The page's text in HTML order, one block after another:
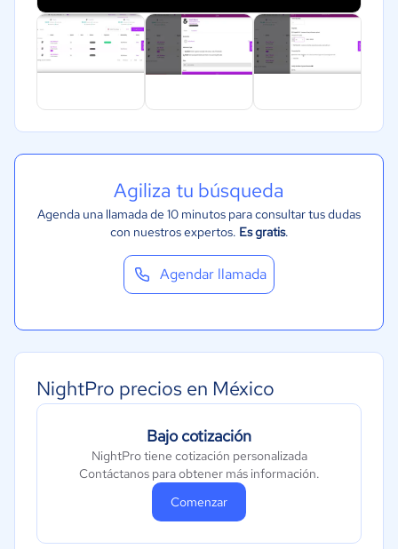
Agiliza tu búsqueda
Agenda una llamada de 10 minutos para consultar tus dudas
con nuestros expertos. Es gratis.
Agendar llamada
NightPro precios en México
Bajo cotización
NightPro tiene cotización personalizada
Contáctanos para obtener más información.
Comenzar